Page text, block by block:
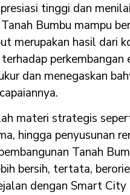
tinggi dan
Bumbu mampu
merupakan hasil dari
perkembangan
dan menegaskan
materi strategis
hingga penyusunan
Tanah
bersih, tertata,
dengan Smart City